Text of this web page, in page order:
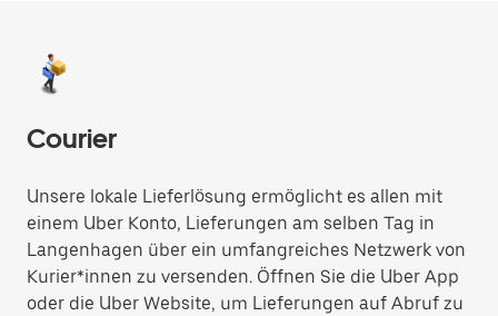
Courier
Unsere lokale Lieferlösung ermöglicht es allen mit
einem Uber Konto, Lieferungen am selben Tag in
Langenhagen über ein umfangreiches Netzwerk von
Kurier*innen zu versenden. Öffnen Sie die Uber App
oder die Uber Website, um Lieferungen auf Abruf zu